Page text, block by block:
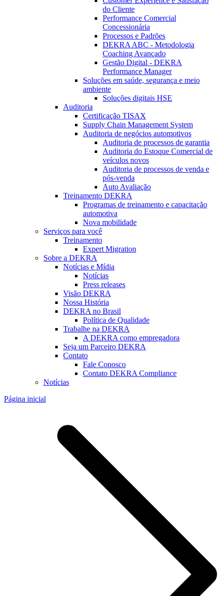
do Cliente
Performance Comercial
Concessionária
Processos e Padrões
DEKRA ABC - Metodologia
Coaching Avançado
Gestão Digital - DEKRA
Performance Manager
Soluções em saúde, segurança e meio
ambiente
Soluções digitais HSE
Auditoria
Certificação TISAX
Supply Chain Management System
Auditoria de negócios automotivos
Auditoria de processos de garantia
Auditoria do Estoque Comercial de
veículos novos
Auditoria de processos de venda e
pós-venda
Auto Avaliação
Treinamento DEKRA
Programas de treinamento e capacitação
automotiva
Nova mobilidade
Serviços para você
Treinamento
Expert Migration
Sobre a DEKRA
Notícias e Mídia
Notícias
Press releases
Visão DEKRA
Nossa História
DEKRA no Brasil
Política de Qualidade
Trabalhe na DEKRA
A DEKRA como empregadora
Seja um Parceiro DEKRA
Contato
Fale Conosco
Contato DEKRA Compliance
Notícias
Página inicial